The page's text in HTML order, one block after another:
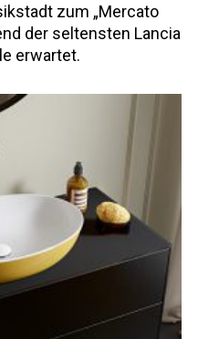
zum „Mercato
der seltensten Lancia
erwartet.